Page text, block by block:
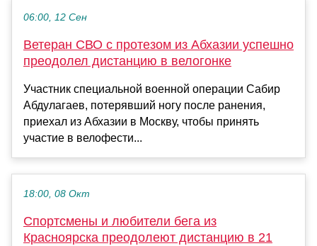
06:00, 12 Сен
Ветеран СВО с протезом из Абхазии успешно
преодолел дистанцию в велогонке
Участник специальной военной операции Сабир
Абдулагаев, потерявший ногу после ранения,
приехал из Абхазии в Москву, чтобы принять
участие в велофести...
18:00, 08 Окт
Спортсмены и любители бега из
Красноярска преодолеют дистанцию в 21